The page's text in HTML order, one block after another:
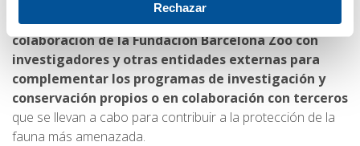
Rechazar
Las ayudas anuales son una vía importante de
colaboración de la Fundación Barcelona Zoo con
investigadores y otras entidades externas para
complementar los programas de investigación y
conservación propios o en colaboración con terceros
que se llevan a cabo para contribuir a la protección de la
fauna más amenazada.